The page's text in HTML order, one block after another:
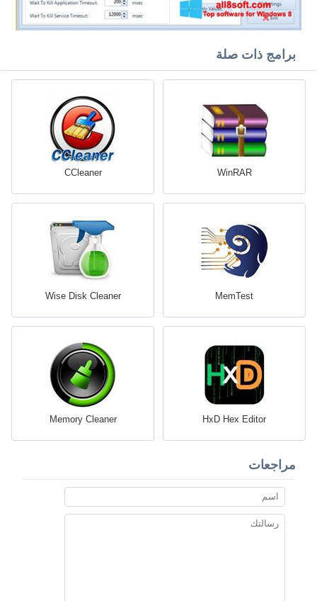
برامج ذات صلة
WinRAR
CCleaner
MemTest
Wise Disk Cleaner
HxD Hex Editor
Memory Cleaner
مراجعات